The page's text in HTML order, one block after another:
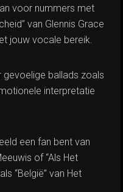
voor nummers met
van Glennis Grace
jouw vocale bereik.
gevoelige ballads zoals
interpretatie
een fan bent van
of “Als Het
“België” van Het